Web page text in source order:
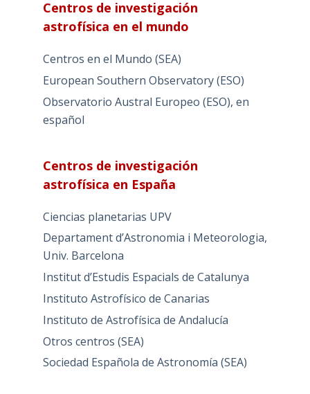
Centros de investigación
astrofísica en el mundo
Centros en el Mundo (SEA)
European Southern Observatory (ESO)
Observatorio Austral Europeo (ESO), en
español
Centros de investigación
astrofísica en España
Ciencias planetarias UPV
Departament d’Astronomia i Meteorologia,
Univ. Barcelona
Institut d’Estudis Espacials de Catalunya
Instituto Astrofísico de Canarias
Instituto de Astrofísica de Andalucía
Otros centros (SEA)
Sociedad Española de Astronomía (SEA)